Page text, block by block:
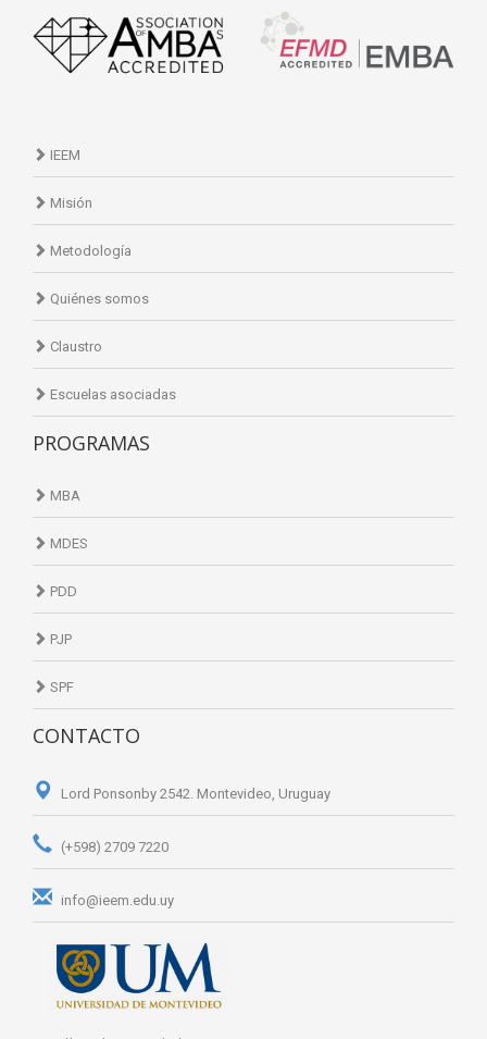
IEEM
Misión
Metodología
Quiénes somos
Claustro
Escuelas asociadas
PROGRAMAS
MBA
MDES
PDD
PJP
SPF
CONTACTO
Lord Ponsonby 2542. Montevideo, Uruguay
(+598) 2709 7220
info@ieem.edu.uy